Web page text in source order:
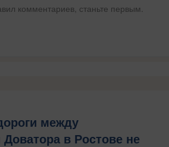
комментариев, станьте первым.
между
Доватора в Ростове не